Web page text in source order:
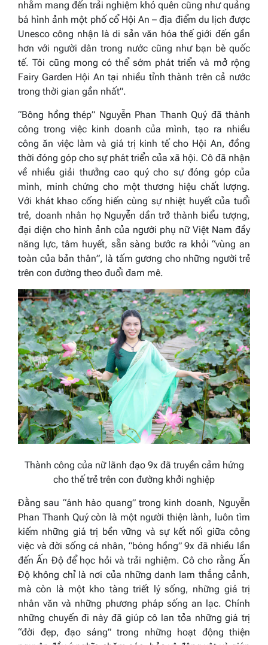
nhằm mang đến trải nghiệm khó quên cũng như quảng
bá hình ảnh một phố cổ Hội An – địa điểm du lịch được
Unesco công nhận là di sản văn hóa thế giới đến gần
hơn với người dân trong nước cũng như bạn bè quốc
tế. Tôi cũng mong có thể sớm phát triển và mở rộng
Fairy Garden Hội An tại nhiều tỉnh thành trên cả nước
trong thời gian gần nhất”.
“Bông hồng thép” Nguyễn Phan Thanh Quý đã thành
công trong việc kinh doanh của mình, tạo ra nhiều
công ăn việc làm và giá trị kinh tế cho Hội An, đồng
thời đóng góp cho sự phát triển của xã hội. Cô đã nhận
về nhiều giải thưởng cao quý cho sự đóng góp của
mình, minh chứng cho một thương hiệu chất lượng.
Với khát khao cống hiến cùng sự nhiệt huyết của tuổi
trẻ, doanh nhân họ Nguyễn dần trở thành biểu tượng,
đại diện cho hình ảnh của người phụ nữ Việt Nam đầy
năng lực, tâm huyết, sẵn sàng bước ra khỏi “vùng an
toàn của bản thân”, là tấm gương cho những người trẻ
trên con đường theo đuổi đam mê.
Thành công của nữ lãnh đạo 9x đã truyền cảm hứng
cho thế trẻ trên con đường khởi nghiệp
Đằng sau “ánh hào quang” trong kinh doanh, Nguyễn
Phan Thanh Quý còn là một người thiện lành, luôn tìm
kiếm những giá trị bền vững và sự kết nối giữa công
việc và đời sống cá nhân, “bóng hồng” 9x đã nhiều lần
đến Ấn Độ để học hỏi và trải nghiệm. Cô cho rằng Ấn
Độ không chỉ là nơi của những danh lam thắng cảnh,
mà còn là một kho tàng triết lý sống, những giá trị
nhân văn và những phương pháp sống an lạc. Chính
những chuyến đi này đã giúp cô lan tỏa những giá trị
“đời đẹp, đạo sáng” trong những hoạt động thiện